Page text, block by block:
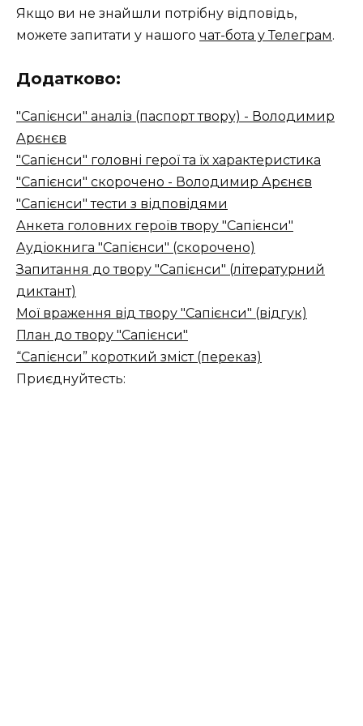
Якщо ви не знайшли потрібну відповідь,
можете запитати у нашого чат-бота у Телеграм.
Додатково:
"Сапієнси" аналіз (паспорт твору) - Володимир
Арєнєв
"Сапієнси" головні герої та їх характеристика
"Сапієнси" скорочено - Володимир Арєнєв
"Сапієнси" тести з відповідями
Анкета головних героїв твору "Сапієнси"
Аудіокнига "Сапієнси" (скорочено)
Запитання до твору "Сапієнси" (літературний
диктант)
Мої враження від твору "Сапієнси" (відгук)
План до твору "Сапієнси"
“Сапієнси” короткий зміст (переказ)
Приєднуйтесть: